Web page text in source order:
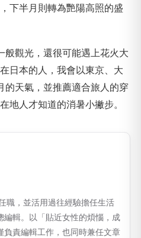
下半月則轉為艷陽高照的盛
般觀光，還很可能遇上花火大
日本的人，我會以東京、大
的天氣，並推薦適合旅人的穿
人才知道的消暑小撇步。
職，並活用過往經驗擔任生活
編輯。以「貼近女性的煩惱，成
責編輯工作，也同時兼任文章